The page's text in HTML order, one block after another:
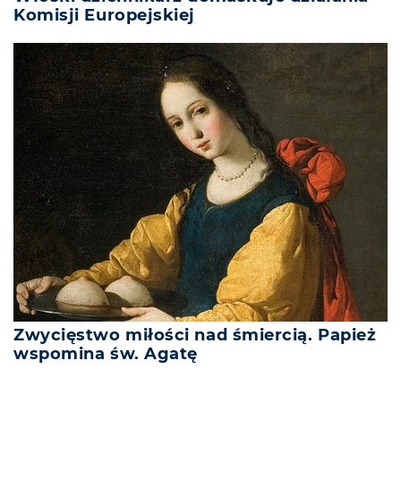
Komisji Europejskiej
Zwycięstwo miłości nad śmiercią. Papież
wspomina św. Agatę